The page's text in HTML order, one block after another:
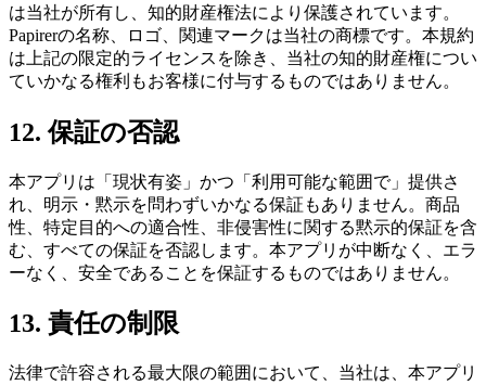
は当社が所有し、知的財産権法により保護されています。
Papirerの名称、ロゴ、関連マークは当社の商標です。本規約
は上記の限定的ライセンスを除き、当社の知的財産権につい
ていかなる権利もお客様に付与するものではありません。
12. 保証の否認
本アプリは「現状有姿」かつ「利用可能な範囲で」提供さ
れ、明示・黙示を問わずいかなる保証もありません。商品
性、特定目的への適合性、非侵害性に関する黙示的保証を含
む、すべての保証を否認します。本アプリが中断なく、エラ
ーなく、安全であることを保証するものではありません。
13. 責任の制限
法律で許容される最大限の範囲において、当社は、本アプリ